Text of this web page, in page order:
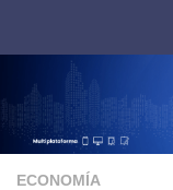
ECONOMÍA